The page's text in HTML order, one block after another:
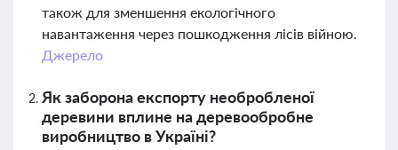
також для зменшення екологічного
навантаження через пошкодження лісів війною.
Джерело
Як заборона експорту необробленої
деревини вплине на деревообробне
виробництво в Україні?